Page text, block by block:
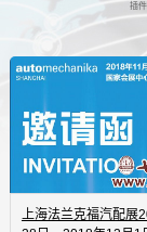
插
上海法兰克福汽配展